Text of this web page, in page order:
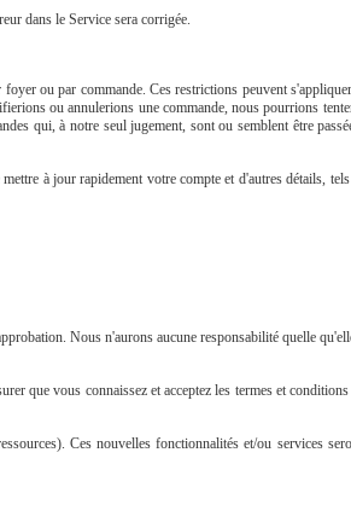
dans le Service sera corrigée.
ou par commande. Ces restrictions peuvent
ou annulerions une commande, nous pourrions
qui, à notre seul jugement, sont ou semblent être
à jour rapidement votre compte et d'autres détails,
Nous n'aurons aucune responsabilité quelle
que vous connaissez et acceptez les termes et
Ces nouvelles fonctionnalités et/ou services